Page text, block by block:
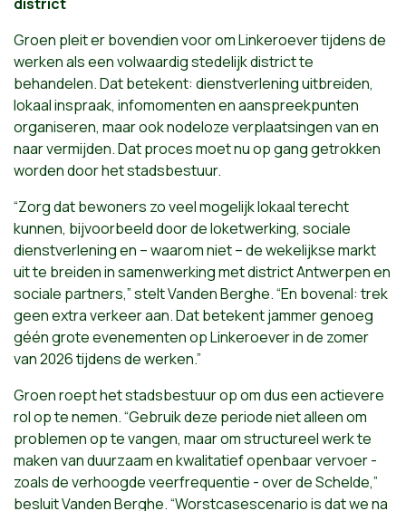
Groen pleit er bovendien voor om Linkeroever tijdens de
werken als een volwaardig stedelijk district te
behandelen. Dat betekent: dienstverlening uitbreiden,
lokaal inspraak, infomomenten en aanspreekpunten
organiseren, maar ook nodeloze verplaatsingen van en
naar vermijden. Dat proces moet nu op gang getrokken
worden door het stadsbestuur.
“Zorg dat bewoners zo veel mogelijk lokaal terecht
kunnen, bijvoorbeeld door de loketwerking, sociale
dienstverlening en – waarom niet – de wekelijkse markt
uit te breiden in samenwerking met district Antwerpen en
sociale partners,” stelt Vanden Berghe. “En bovenal: trek
geen extra verkeer aan. Dat betekent jammer genoeg
géén grote evenementen op Linkeroever in de zomer
van 2026 tijdens de werken.”
Groen roept het stadsbestuur op om dus een actievere
rol op te nemen. “Gebruik deze periode niet alleen om
problemen op te vangen, maar om structureel werk te
maken van duurzaam en kwalitatief openbaar vervoer -
zoals de verhoogde veerfrequentie - over de Schelde,”
besluit Vanden Berghe. “Worstcasescenario is dat we na